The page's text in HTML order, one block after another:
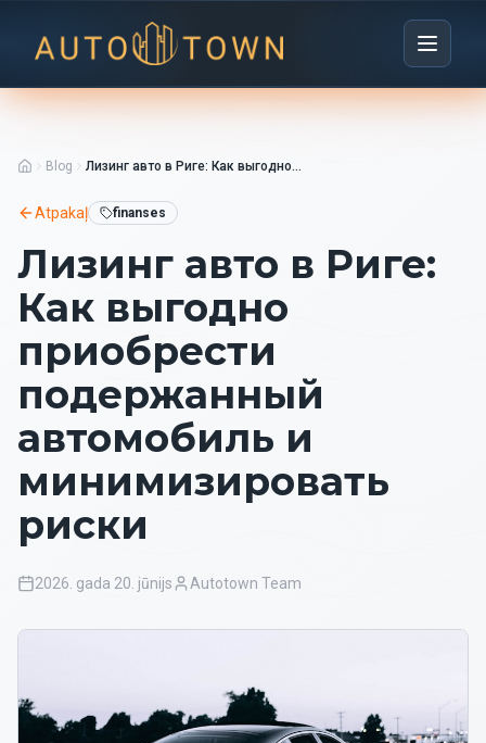
Blog Лизинг авто в Риге: Как выгодно приобрести подержанный автомобиль и минимизировать риски
Atpakaļ finanses
Лизинг авто в Риге:
Как выгодно
приобрести
подержанный
автомобиль и
минимизировать
риски
2026. gada 20. jūnijs Autotown Team